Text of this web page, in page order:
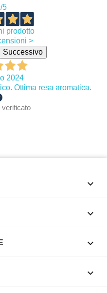
/5
prodotto
>
Successivo
2024
Ottima resa aromatica.
verificato



